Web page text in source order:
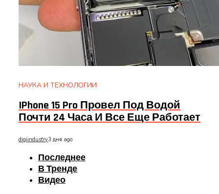
НАУКА И ТЕХНОЛОГИИ
IPhone 15 Pro Провел Под Водой
Почти 24 Часа И Все Еще Работает
digiindustry3 дня ago
Последнее
В Тренде
Видео